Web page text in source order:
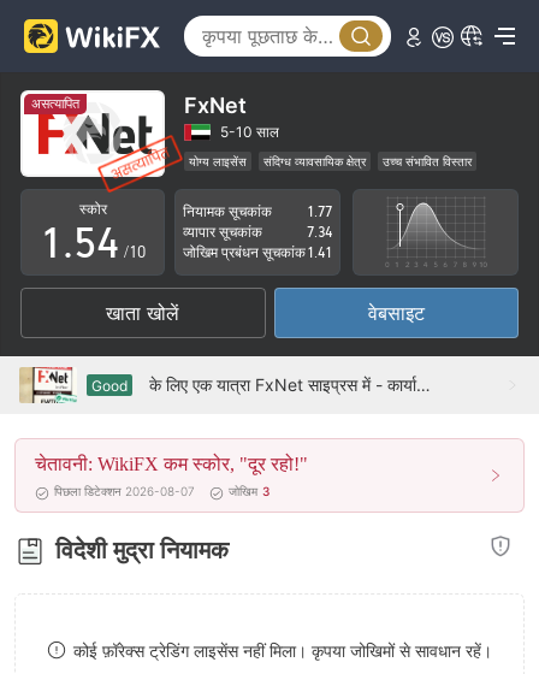
असत्यापित FxNet
5-10 साल
योग्य लाइसेंस संदिग्ध व्यावसायिक क्षेत्र उच्च संभावित विस्तार
स्कोर
0
1
2
3
4
5
6
7
8
9
.
1
2
3
4
5
6
7
8
9
0
1
2
3
4
5
6
7
8
9
/10
नियामक सूचकांक
1.77
व्यापार सूचकांक
7.34
जोखिम प्रबंधन सूचकांक1.41
खाता खोलें वेबसाइट
Good के लिए एक यात्रा FxNet साइप्रस में - कार्यालय की पुष्टि की गई
चेतावनी: WikiFX कम स्कोर, "दूर रहो!"
पिछला डिटेक्शन 2026-08-07 जोखिम 3
विदेशी मुद्रा नियामक
कोई फ़ॉरेक्स ट्रेडिंग लाइसेंस नहीं मिला। कृपया जोखिमों से सावधान रहें।